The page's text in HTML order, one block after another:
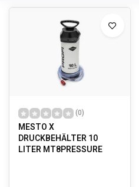
(0)
MESTO X
DRUCKBEHÄLTER 10
LITER MT8PRESSURE